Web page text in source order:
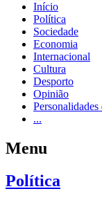
Início
Política
Sociedade
Economia
Internacional
Cultura
Desporto
Opinião
...
Menu
Política